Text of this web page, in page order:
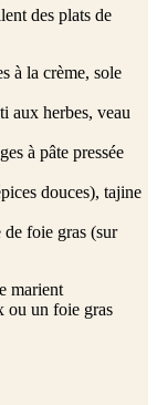
des plats de
à la crème, sole
aux herbes, veau
à pâte pressée
douces), tajine
de foie gras (sur
marient
ou un foie gras